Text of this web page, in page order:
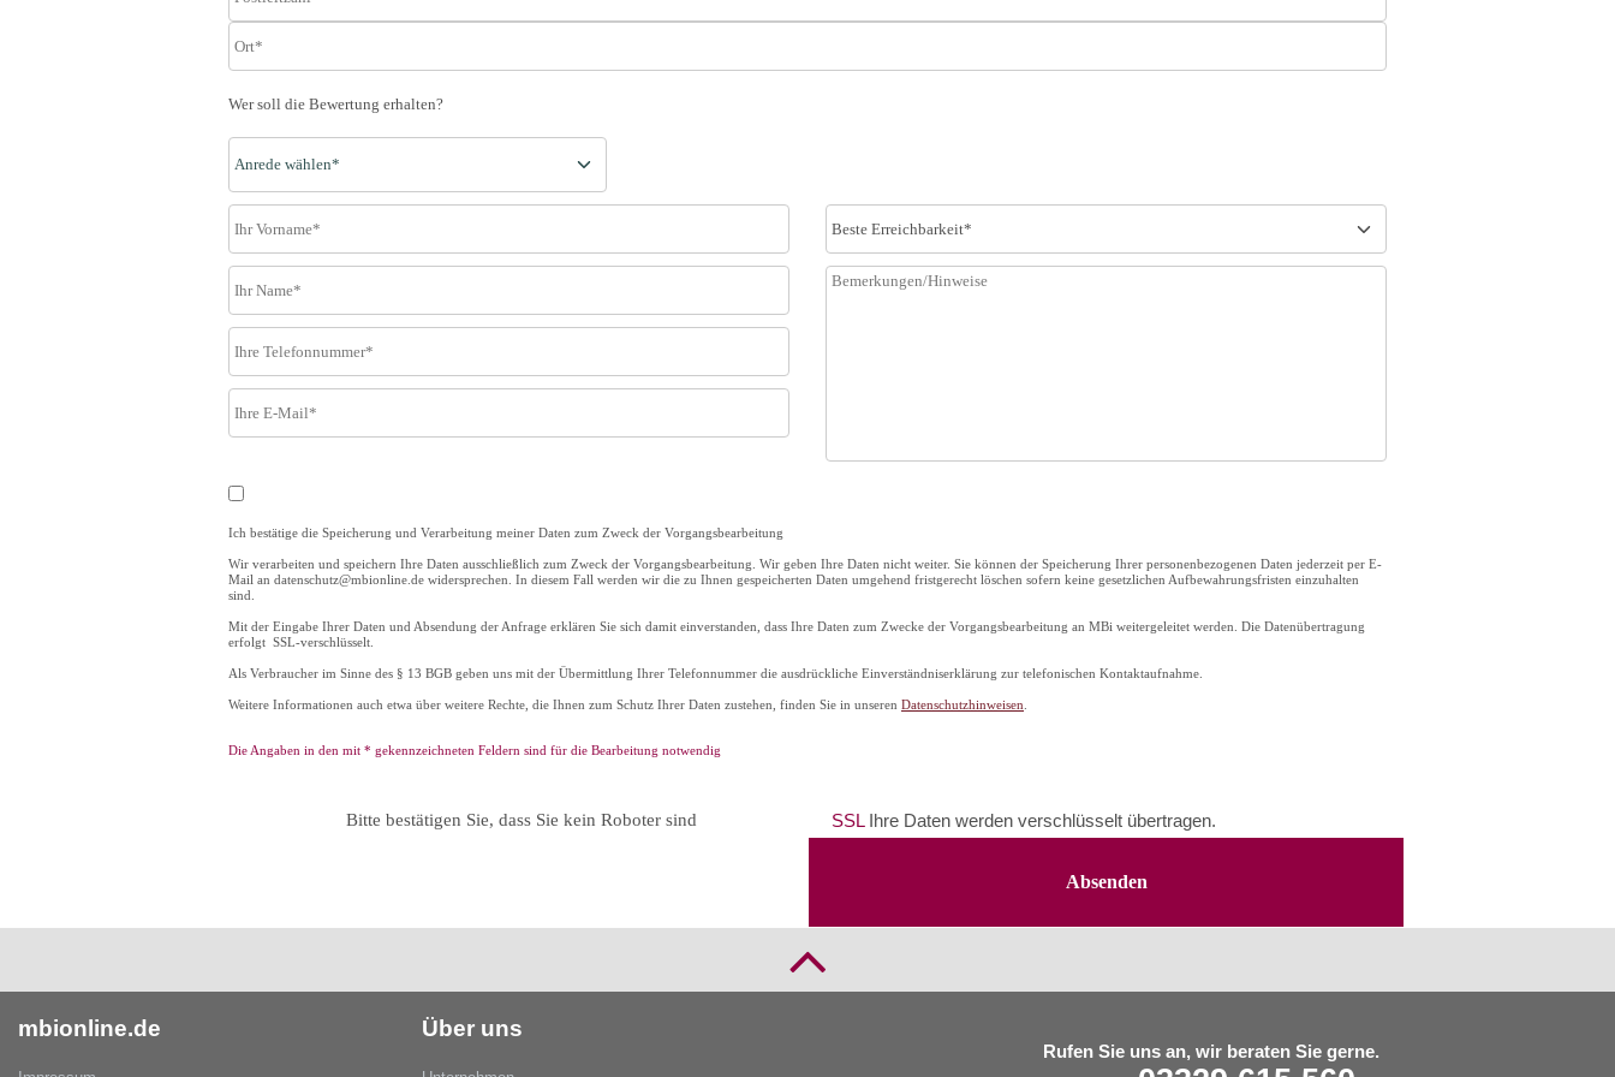
Wer soll die Bewertung erhalten?
Ich bestätige die Speicherung und Verarbeitung meiner Daten zum Zweck der Vorgangsbearbeitung
Wir verarbeiten und speichern Ihre Daten ausschließlich zum Zweck der Vorgangsbearbeitung. Wir geben Ihre Daten nicht weiter. Sie können der Speicherung Ihrer personenbezogenen Daten jederzeit per E-
Mail an datenschutz@mbionline.de widersprechen. In diesem Fall werden wir die zu Ihnen gespeicherten Daten umgehend fristgerecht löschen sofern keine gesetzlichen Aufbewahrungsfristen einzuhalten
sind.
Mit der Eingabe Ihrer Daten und Absendung der Anfrage erklären Sie sich damit einverstanden, dass Ihre Daten zum Zwecke der Vorgangsbearbeitung an MBi weitergeleitet werden. Die Datenübertragung
erfolgt SSL-verschlüsselt.
Als Verbraucher im Sinne des § 13 BGB geben uns mit der Übermittlung Ihrer Telefonnummer die ausdrückliche Einverständniserklärung zur telefonischen Kontaktaufnahme.
Weitere Informationen auch etwa über weitere Rechte, die Ihnen zum Schutz Ihrer Daten zustehen, finden Sie in unseren Datenschutzhinweisen
Die Angaben in den mit * gekennzeichneten Feldern sind für die Bearbeitung notwendig
Bitte bestätigen Sie, dass Sie kein Roboter sind SSL Ihre Daten werden verschlüsselt übertragen.
mbionline.de Über uns
Rufen Sie uns an, wir beraten Sie gerne.